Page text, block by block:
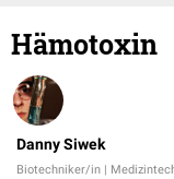
Hämotoxin
Danny Siwek
Biotechniker/in |